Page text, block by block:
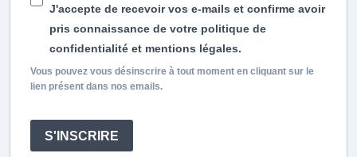
J'accepte de recevoir vos e-mails et confirme avoir
pris connaissance de votre politique de
confidentialité et mentions légales.
Vous pouvez vous désinscrire à tout moment en cliquant sur le
lien présent dans nos emails.
S'INSCRIRE